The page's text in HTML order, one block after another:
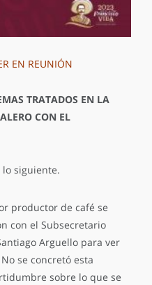
EN REUNIÓN
TRATADOS EN LA
CON EL
lo siguiente.
productor de café se
con el Subsecretario
Arguello para ver
se concretó esta
sobre lo que se